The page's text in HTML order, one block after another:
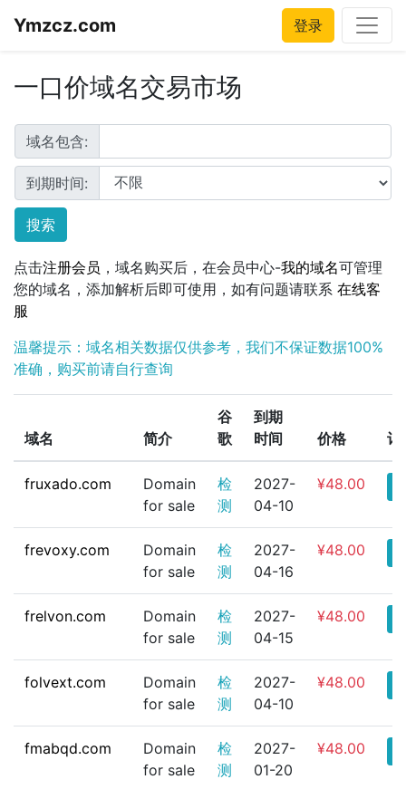
Ymzcz.com 登录
一口价域名交易市场
域名包含:
到期时间:
搜索
点击注册会员 ，域名购买后，在会员中心-我的域名可管理
您的域名，添加解析后即可使用，如有问题请联系 在线客
服
温馨提示：域名相关数据仅供参考，我们不保证数据100%
准确，购买前请自行查询
域名 简介
谷
歌
到期
时间
价格 订
fruxado.com
Domain
for sale
检
测
2027-
04-10
¥48.00
frevoxy.com
Domain
for sale
检
测
2027-
04-16
¥48.00
frelvon.com
Domain
for sale
检
测
2027-
04-15
¥48.00
folvext.com
Domain
for sale
检
测
2027-
04-10
¥48.00
fmabqd.com
Domain
for sale
检
测
2027-
01-20
¥48.00